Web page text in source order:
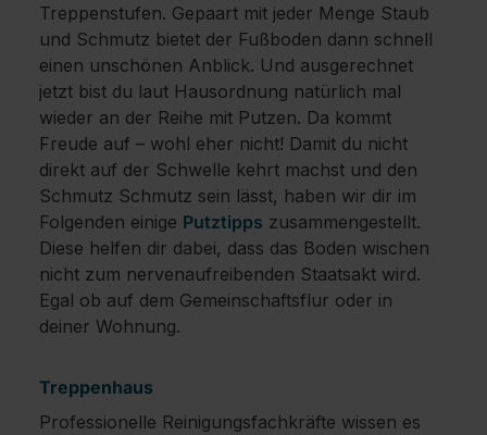
Treppenstufen. Gepaart mit jeder Menge Staub
und Schmutz bietet der Fußboden dann schnell
einen unschönen Anblick. Und ausgerechnet
jetzt bist du laut Hausordnung natürlich mal
wieder an der Reihe mit Putzen. Da kommt
Freude auf – wohl eher nicht! Damit du nicht
direkt auf der Schwelle kehrt machst und den
Schmutz Schmutz sein lässt, haben wir dir im
Folgenden einige Putztipps zusammengestellt.
Diese helfen dir dabei, dass das Boden wischen
nicht zum nervenaufreibenden Staatsakt wird.
Egal ob auf dem Gemeinschaftsflur oder in
deiner Wohnung.
Treppenhaus
Professionelle Reinigungsfachkräfte wissen es